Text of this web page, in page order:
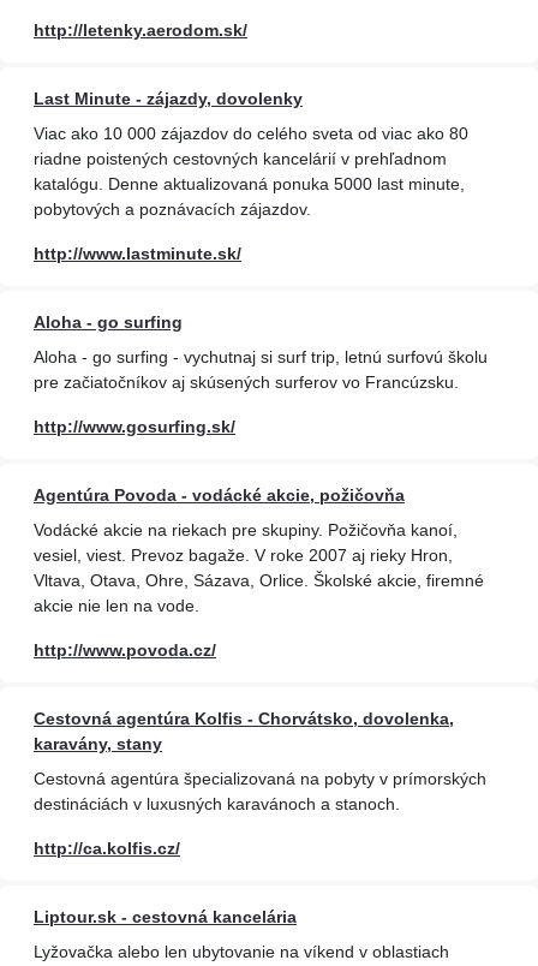
http://letenky.aerodom.sk/
Last Minute - zájazdy, dovolenky
Viac ako 10 000 zájazdov do celého sveta od viac ako 80
riadne poistených cestovných kancelárií v prehľadnom
katalógu. Denne aktualizovaná ponuka 5000 last minute,
pobytových a poznávacích zájazdov.
http://www.lastminute.sk/
Aloha - go surfing
Aloha - go surfing - vychutnaj si surf trip, letnú surfovú školu
pre začiatočníkov aj skúsených surferov vo Francúzsku.
http://www.gosurfing.sk/
Agentúra Povoda - vodácké akcie, požičovňa
Vodácké akcie na riekach pre skupiny. Požičovňa kanoí,
vesiel, viest. Prevoz bagaže. V roke 2007 aj rieky Hron,
Vltava, Otava, Ohre, Sázava, Orlice. Školské akcie, firemné
akcie nie len na vode.
http://www.povoda.cz/
Cestovná agentúra Kolfis - Chorvátsko, dovolenka,
karavány, stany
Cestovná agentúra špecializovaná na pobyty v prímorských
destináciách v luxusných karavánoch a stanoch.
http://ca.kolfis.cz/
Liptour.sk - cestovná kancelária
Lyžovačka alebo len ubytovanie na víkend v oblastiach